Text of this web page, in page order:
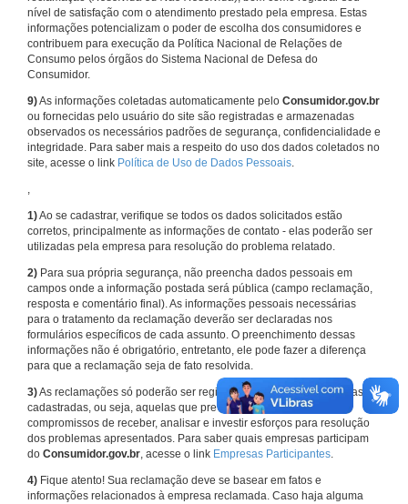
nível de satisfação com o atendimento prestado pela empresa. Estas
informações potencializam o poder de escolha dos consumidores e
contribuem para execução da Política Nacional de Relações de
Consumo pelos órgãos do Sistema Nacional de Defesa do
Consumidor.
9)As informações coletadas automaticamente pelo Consumidor.gov.br
ou fornecidas pelo usuário do site são registradas e armazenadas
observados os necessários padrões de segurança, confidencialidade e
integridade. Para saber mais a respeito do uso dos dados coletados no
site, acesse o link Política de Uso de Dados Pessoais.
,
1)Ao se cadastrar, verifique se todos os dados solicitados estão
corretos, principalmente as informações de contato - elas poderão ser
utilizadas pela empresa para resolução do problema relatado.
2) Para sua própria segurança, não preencha dados pessoais em
campos onde a informação postada será pública (campo reclamação,
resposta e comentário final). As informações pessoais necessárias
para o tratamento da reclamação deverão ser declaradas nos
formulários específicos de cada assunto. O preenchimento dessas
informações não é obrigatório, entretanto, ele pode fazer a diferença
para que a reclamação seja de fato resolvida.
3)As reclamações só poderão ser registradas em face de empresas
cadastradas, ou seja, aquelas que previamente assumiram
compromissos de receber, analisar e investir esforços para resolução
dos problemas apresentados. Para saber quais empresas participam
do Consumidor.gov.br, acesse o link Empresas Participantes.
4) Fique atento! Sua reclamação deve se basear em fatos e
informações relacionados à empresa reclamada. Caso haja alguma